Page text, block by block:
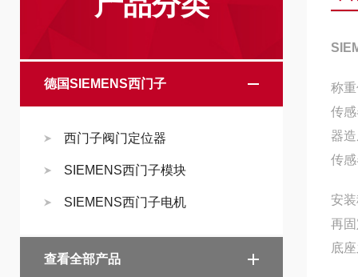
德国SIEMENS西门子
西门子阀门定位器
SIEMENS西门子模块
SIEMENS西门子电机
查看全部产品
称
传
器
传
安
再
底